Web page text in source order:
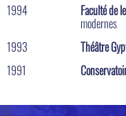
1994
Faculté de
modernes
1993
Théâtre
1991